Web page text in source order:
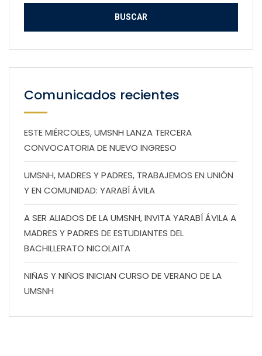
Comunicados recientes
ESTE MIÉRCOLES, UMSNH LANZA TERCERA
CONVOCATORIA DE NUEVO INGRESO
UMSNH, MADRES Y PADRES, TRABAJEMOS EN UNIÓN
Y EN COMUNIDAD: YARABÍ ÁVILA
A SER ALIADOS DE LA UMSNH, INVITA YARABÍ ÁVILA A
MADRES Y PADRES DE ESTUDIANTES DEL
BACHILLERATO NICOLAITA
NIÑAS Y NIÑOS INICIAN CURSO DE VERANO DE LA
UMSNH